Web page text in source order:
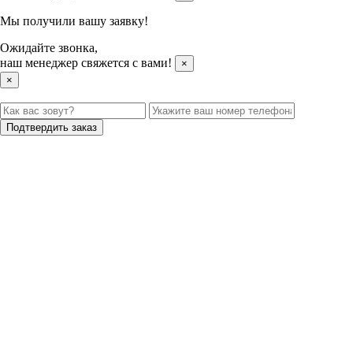
Мы получили вашу заявку!
Ожидайте звонка,
наш менеджер свяжется с вами!
×
×
Подтвердить заказ